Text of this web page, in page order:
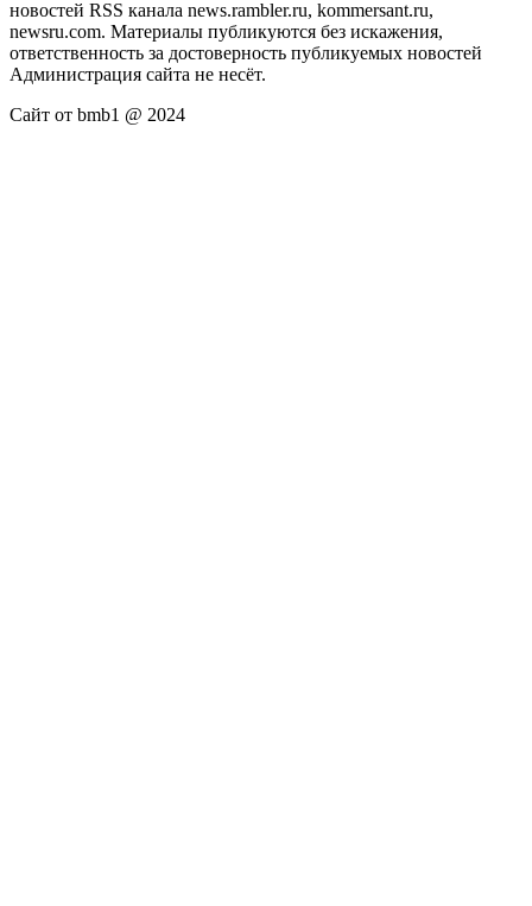
новостей RSS канала news.rambler.ru, kommersant.ru,
newsru.com. Материалы публикуются без искажения,
ответственность за достоверность публикуемых новостей
Администрация сайта не несёт.
Сайт от bmb1 @ 2024